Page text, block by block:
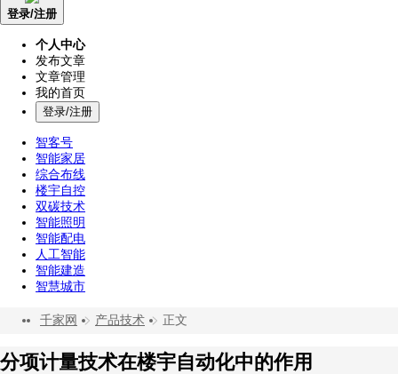
登录/注册
个人中心
发布文章
文章管理
我的首页
登录/注册
智客号
智能家居
综合布线
楼宇自控
双碳技术
智能照明
智能配电
人工智能
智能建造
智慧城市
千家网 产品技术 正文
分项计量技术在楼宇自动化中的作用